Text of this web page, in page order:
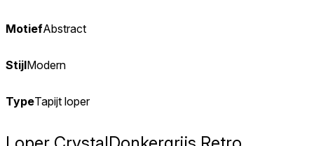
MotiefAbstract
StijlModern
TypeTapijt loper